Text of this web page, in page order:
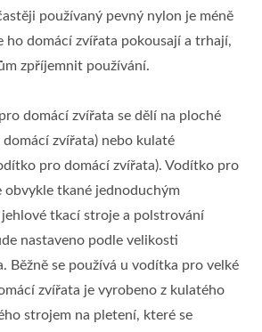
používaný pevný nylon je méně
ho domácí zvířata pokousají a trhají,
zpříjemnit používání.
domácí zvířata se dělí na ploché
zvířata) nebo kulaté
pro domácí zvířata). Vodítko pro
obvykle tkané jednoduchým
tkací stroje a polstrování
nastaveno podle velikosti
Běžně se používá u vodítka pro velké
zvířata je vyrobeno z kulatého
strojem na pletení, které se